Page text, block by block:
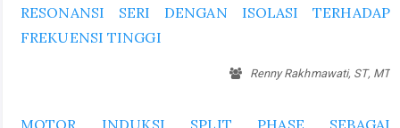
RESONANSI SERI DENGAN ISOLASI TERHADAP
FREKUENSI TINGGI
Renny Rakhmawati, ST, MT